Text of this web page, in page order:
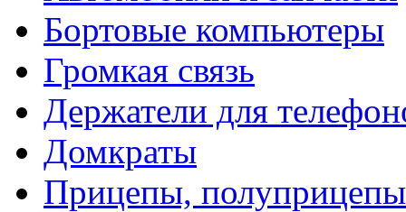
Бортовые компьютеры
Громкая связь
Держатели для
Домкраты
Прицепы, полуприцепы